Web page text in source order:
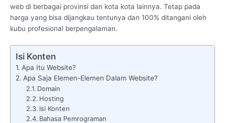
web di berbagai provinsi dan kota kota lainnya. Tetap pada
harga yang bisa dijangkau tentunya dan 100% ditangani oleh
kubu profesional berpengalaman.
Isi Konten
Apa Itu Website?
Apa Saja Elemen-Elemen Dalam Website?
Domain
Hosting
Isi Konten
Bahasa Pemrograman